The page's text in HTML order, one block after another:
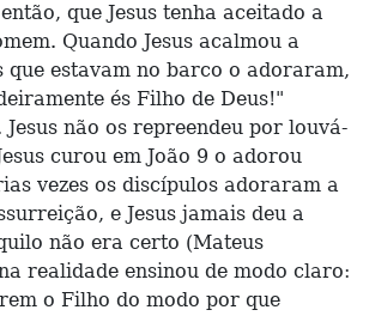
que Jesus tenha aceitado a
Quando Jesus acalmou a
que estavam no barco o adoraram,
és Filho de Deus!"
Jesus não os repreendeu por louvá-
curou em João 9 o adorou
vezes os discípulos adoraram a
e Jesus jamais deu a
não era certo (Mateus
realidade ensinou de modo claro:
o Filho do modo por que